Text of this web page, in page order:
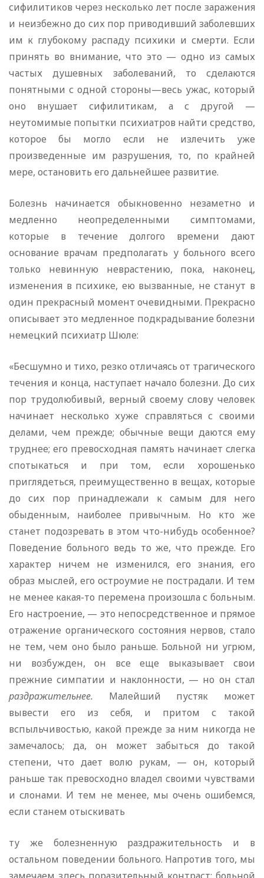
сифилитиков через несколько лет после заражения
и неизбежно до сих пор приводивший заболевших
им к глубокому распаду психики и смерти. Если
принять во внимание, что это — одно из самых
частых душевных заболеваний, то сделаются
понятными с одной стороны—весь ужас, который
оно внушает сифилитикам, а с другой —
неутомимые попытки психиатров найти средство,
которое бы могло если не излечить уже
произведенные им разрушения, то, по крайней
мере, остановить его дальнейшее развитие.
Болезнь начинается обыкновенно незаметно и
медленно неопределенными симптомами,
которые в течение долгого времени дают
основание врачам предполагать у больного всего
только невинную неврастению, пока, наконец,
изменения в психике, ею вызванные, не станут в
один прекрасный момент очевидными. Прекрасно
описывает это медленное подкрадывание болезни
немецкий психиатр Шюле:
«Бесшумно и тихо, резко отличаясь от трагического
течения и конца, наступает начало болезни. До сих
пор трудолюбивый, верный своему слову человек
начинает несколько хуже справляться с своими
делами, чем прежде; обычные вещи даются ему
труднее; его превосходная память начинает слегка
спотыкаться и при том, если хорошенько
приглядеться, преимущественно в вещах, которые
до сих пор принадлежали к самым для него
обыденным, наиболее привычным. Но кто же
станет подозревать в этом что-нибудь особенное?
Поведение больного ведь то же, что прежде. Его
характер ничем не изменился, его знания, его
образ мыслей, его остроумие не пострадали. И тем
не менее какая-то перемена произошла с больным.
Его настроение, — это непосредственное и прямое
отражение органического состояния нервов, стало
не тем, чем оно было раньше. Больной ни угрюм,
ни возбужден, он все еще выказывает свои
прежние симпатии и наклонности, — но он стал
раздражительнее. Малейший пустяк может
вывести его из себя, и притом с такой
вспыльчивостью, какой прежде за ним никогда не
замечалось; да, он может забыться до такой
степени, что дает волю рукам, — он, который
раньше так превосходно владел своими чувствами
и слонами. И тем не менее, мы очень ошибемся,
если станем отыскивать
ту же болезненную раздражительность и в
остальном поведении больного. Напротив того, мы